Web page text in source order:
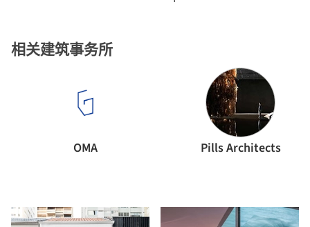
相关建筑事务所
OMA Pills Architects